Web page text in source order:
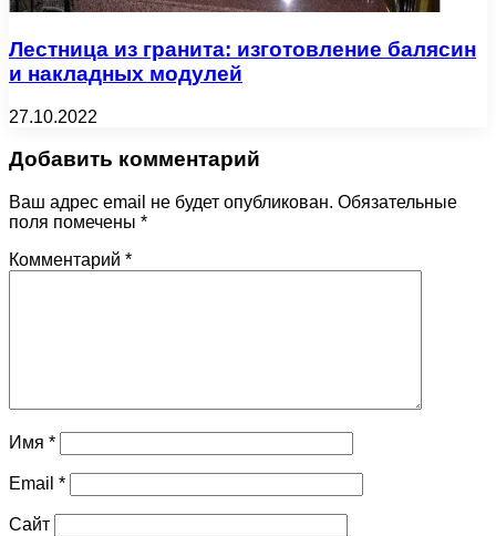
Лестница из гранита: изготовление балясин
и накладных модулей
27.10.2022
Добавить комментарий
Ваш адрес email не будет опубликован. Обязательные
поля помечены *
Комментарий *
Имя *
Email *
Сайт